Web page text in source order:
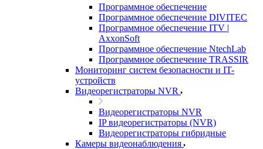
Программное обеспечение
Программное обеспечение DIVITEC
Программное обеспечение ITV |
AxxonSoft
Программное обеспечение NtechLab
Программное обеспечение TRASSIR
Мониторинг систем безопасности и IT-
устройств
Видеорегистраторы NVR
Видеорегистраторы NVR
IP видеорегистраторы (NVR)
Видеорегистраторы гибридные
Камеры видеонаблюдения